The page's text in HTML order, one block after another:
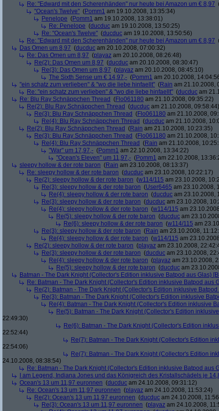
Re: "Edward mit den Scherenhänden" nur heute bei Amazon um € 8,97
"Ocean's Twelve" (Pomm1 am 19.10.2008, 13:35:34)
Penelope (Pomm1 am 19.10.2008, 13:38:01)
Re: Penelope (ducduc am 19.10.2008, 13:50:25)
Re: "Ocean's Twelve" (ducduc am 19.10.2008, 13:50:56)
Re: "Edward mit den Scherenhänden" nur heute bei Amazon um € 8,97
Das Omen um 8,97 (ducduc am 20.10.2008, 07:00:32)
Re: Das Omen um 8,97 (playaz am 20.10.2008, 08:26:48)
Re(2): Das Omen um 8,97 (ducduc am 20.10.2008, 08:30:47)
Re(3): Das Omen um 8,97 (playaz am 20.10.2008, 08:45:10)
The Sixth Sense um € 14,97,- (Pomm1 am 20.10.2008,
"ein schatz zum verlieben" & "wo die liebe hinfaellt" (Rain am 21.10.2008,
Re: "ein schatz zum verlieben" & "wo die liebe hinfaellt" (ducduc am
Re: Blu Ray Schnäppchen Thread (Flo061180 am 21.10.2008, 09:35:22)
Re(2): Blu Ray Schnäppchen Thread (ducduc am 21.10.2008, 09:58:44)
Re(3): Blu Ray Schnäppchen Thread (Flo061180 am 21.10.2008,
Re(4): Blu Ray Schnäppchen Thread (ducduc am 21.10.2008,
Re(2): Blu Ray Schnäppchen Thread (Rain am 21.10.2008, 10:23:35)
Re(3): Blu Ray Schnäppchen Thread (Flo061180 am 21.10.2008,
Re(4): Blu Ray Schnäppchen Thread (Rain am 21.10.2008,
"War" um 17,97,- (Pomm1 am 22.10.2008, 13:34:22)
"Ocean's Eleven" um 11,97,- (Pomm1 am 22.10.2008,
sleepy hollow & der rote baron (Rain am 23.10.2008, 08:13:37)
Re: sleepy hollow & der rote baron (ducduc am 23.10.2008, 10:22:17)
Re(2): sleepy hollow & der rote baron (w114/115 am 23.10.2008,
Re(3): sleepy hollow & der rote baron (User6465 am 23.10.2008,
Re(4): sleepy hollow & der rote baron (ducduc am 23.10.2008,
Re(3): sleepy hollow & der rote baron (ducduc am 23.10.2008,
Re(4): sleepy hollow & der rote baron (w114/115 am
Re(5): sleepy hollow & der rote baron (ducduc am
Re(6): sleepy hollow & der rote baron (w114/115 am
Re(3): sleepy hollow & der rote baron (Rain am 23.10.2008,
Re(4): sleepy hollow & der rote baron (w114/115 am
Re(2): sleepy hollow & der rote baron (playaz am 23.10.2008,
Re(3): sleepy hollow & der rote baron (ducduc am 23.10.2008,
Re(4): sleepy hollow & der rote baron (playaz am 23.10.2008,
Re(5): sleepy hollow & der rote baron (ducduc am
Batman - The Dark Knight (Collector's Edition inklusive Batpod aus Glas)
Re: Batman - The Dark Knight (Collector's Edition inklusive Batpod aus
Re(2): Batman - The Dark Knight (Collector's Edition inklusive
Re(3): Batman - The Dark Knight (Collector's Edition inklusive
Re(4): Batman - The Dark Knight (Collector's Edition inklusive
Re(5): Batman - The Dark Knight (Collector's Edition
22:49:30)
Re(6): Batman - The Dark Knight (Collector's Edition
22:52:44)
Re(7): Batman - The Dark Knight (Collector's Edition
22:54:06)
Re(7): Batman - The Dark Knight (Collector's Edition
24.10.2008, 08:38:54)
Re: Batman - The Dark Knight (Collector's Edition inklusive Batpod aus
I am Legend, Indiana Jones und das Königreich des Kristallschädels je
Ocean's 13 um 11,97 euronnen (ducduc am 24.10.2008, 09:31:12)
Re: Ocean's 13 um 11,97 euronnen (playaz am 24.10.2008, 11:53:24)
Re(2): Ocean's 13 um 11,97 euronnen (ducduc am 24.10.2008,
Re(3): Ocean's 13 um 11,97 euronnen (playaz am 24.10.2008,